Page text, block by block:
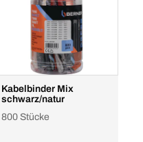
Kabelbinder Mix
schwarz/natur
800 Stücke